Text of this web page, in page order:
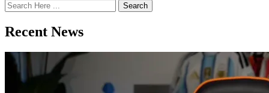
Search
Recent News